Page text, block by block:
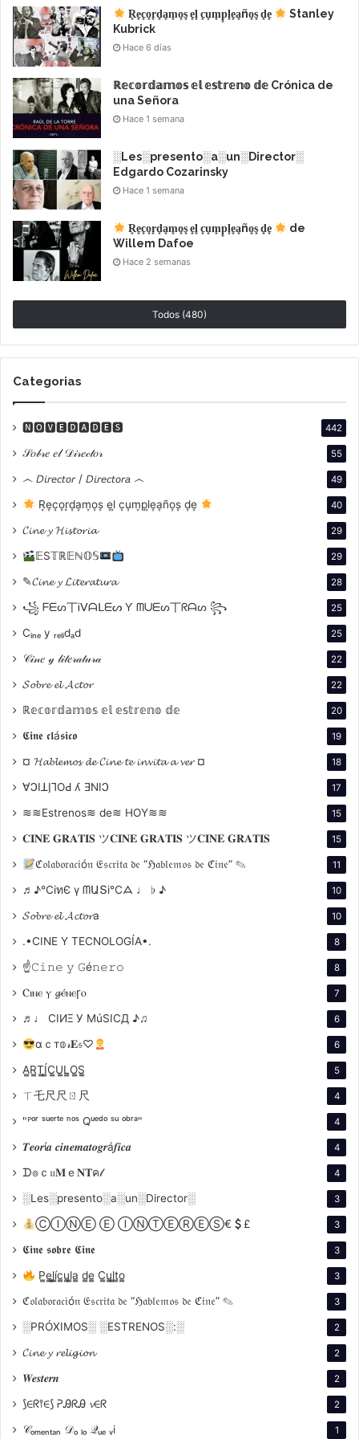
¿Cuándo y dónde es la 95ª
ceremonia de los Oscar?
Domingo, 12 de marzo de 2023, en vivo desde Dolby®
Theatre en Ovation Hollywood. La ceremonia será
televisada en vivo por ABC y en más de 200 territorios
en todo el mundo.
¿Quién organiza la
ceremonia?
Jimmy Kimmel
Oscar en 2017 y 2018, será
vez . «Su amor por las películas, su experiencia en
televisión en vivo y su capacidad para conectarse con
nuestras audiencias globales crearán una experiencia
inolvidable para nuestros millones de espectadores
en todo el mundo», dijo Kramer y la presidenta de la
Academia, Janet Yang.
¿Qué películas están
nominadas?
Las nominaciones se anunciarán el martes 24 de
¿Quién está produciendo el
programa?
Los productores ejecutivos y showrunners Glenn
Weiss y Ricky Kirshner de White Cherry
Entertainment están detrás del programa. Weiss
también, por octavo año consecutivo, estará
dirigiendo.
Weiss ganó el Premio Emmy
Sobresaliente de un Especial de Variedades tanto en
2017 como en 2018, los mismos años que Kimmel
presentó, con nominaciones adicionales en 2019 por
Dirección Sobresaliente en un Especial de Variedades
y Especial de Variedades Sobresaliente (en vivo).
R͙e͙c͙o͙r͙d͙a͙m͙o͙s͙ e͙l͙ c͙u͙m͙p͙l͙e͙a͙ño͙s͙ d͙e͙
Stanley
Kubrick
Hace 6 días
ℝ𝕖𝕔𝕠𝕣𝕕𝕒𝕞𝕠𝕤 𝕖𝕝 𝕖𝕤𝕥𝕣𝕖𝕟𝕠 𝕕𝕖 Crónica de
una Señora
Hace 1 semana
░Les░presento░a░un░Director░
Edgardo Cozarinsky
Hace 1 semana
R͙e͙c͙o͙r͙d͙a͙m͙o͙s͙ e͙l͙ c͙u͙m͙p͙l͙e͙a͙ño͙s͙ d͙e͙
de
Willem Dafoe
Hace 2 semanas
Todos (480)
Categorias
🅽🅾🆅🅴🅳🅰🅳🅴🆂 442
𝒮𝑜𝒷𝓇𝑒 𝑒𝓁 𝒟𝒾𝓇𝑒𝒸𝓉𝑜𝓇 55
෴ 𝘋𝘪𝘳𝘦𝘤𝘵𝘰𝘳 / 𝘋𝘪𝘳𝘦𝘤𝘵𝘰𝘳𝘢 ෴ 49
R͙e͙c͙o͙r͙d͙a͙m͙o͙s͙ e͙l͙ c͙u͙m͙p͙l͙e͙a͙ño͙s͙ d͙e͙ 40
𝓒𝓲𝓷𝓮 𝔂 𝓗𝓲𝓼𝓽𝓸𝓻𝓲𝓪 29
𝔼S𝕋ℝ𝔼ℕ𝕆𝕊 29
✎𝓒𝓲𝓷𝓮 𝔂 𝓛𝓲𝓽𝓮𝓻𝓪𝓽𝓾𝓻𝓪 28
꧁ ᖴᗴᔕ丅Ꭵᐯᗩᒪᗴᔕ Ƴ ᗰᑌᗴᔕ丅ᖇᗩᔕ ꧂ 25
Cᵢₙₑ y ᵣₑₗᵢdₐd 25
𝒞𝒾𝓃𝑒 𝓎 𝓁𝒾𝓉𝑒𝓇𝒶𝓉𝓊𝓇𝒶 22
𝓢𝓸𝓫𝓻𝓮 𝓮𝓵 𝓐𝓬𝓽𝓸𝓻 22
ℝ𝕖𝕔𝕠𝕣𝕕𝕒𝕞𝕠𝕤 𝕖𝕝 𝕖𝕤𝕥𝕣𝕖𝕟𝕠 𝕕𝕖 20
𝕮𝖎𝖓𝖊 𝖈𝖑á𝖘𝖎𝖈𝖔 19
¤ 𝓗𝓪𝓫𝓵𝓮𝓶𝓸𝓼 𝓭𝓮 𝓒𝓲𝓷𝓮 𝓽𝓮 𝓲𝓷𝓿𝓲𝓽𝓪 𝓪 𝓿𝓮𝓻 ¤ 18
∀ϽIꓕI̗⅂OԀ ʎ ƎNIϽ 17
≋≋Estrenos≋ de≋ HOY≋≋ 15
𝐂𝐈𝐍𝐄 𝐆𝐑𝐀𝐓𝐈𝐒 ツ𝐂𝐈𝐍𝐄 𝐆𝐑𝐀𝐓𝐈𝐒 ツ𝐂𝐈𝐍𝐄 𝐆𝐑𝐀𝐓𝐈𝐒 15
ℭ𝔬𝔩𝔞𝔟𝔬𝔯𝔞𝔠𝔦ó𝔫 𝔈𝔰𝔠𝔯𝔦𝔱𝔞 𝔡𝔢 “ℌ𝔞𝔟𝔩𝔢𝔪𝔬𝔰 𝔡𝔢 ℭ𝔦𝔫𝔢” ✎ 11
♬♪℃іทЄ ү ᗰԱՏі℃ᗋ ♩ ♭ ♪ 10
𝓢𝓸𝓫𝓻𝓮 𝓮𝓵 𝓐𝓬𝓽𝓸𝓻a 10
.•CINE Y TECNOLOGÍA•. 8
☝𝙲𝚒𝚗𝚎 𝚢 𝙶é𝚗𝚎𝚛𝚘 8
Ⲥⲓⲛⲉ ⲩ 𝓰ⲉ́ⲛⲉꞅⲟ 7
♬♩ CIИΞ У MúSICД ♪♫ 6
αｃт𝕠𝓇𝐄𝔰♡ 6
A̳R̳T̳Í̳C̳U̳L̳O̳S̳ 5
ㄒ乇尺尺ㄖ尺 4
"ᴾᵒʳ ˢᵘᵉʳᵗᵉ ⁿᵒˢ Qᵘᵉᵈᵒ ˢᵘ ᵒᵇʳᵃ" 4
𝑻𝒆𝒐𝒓í𝒂 𝒄𝒊𝒏𝒆𝒎𝒂𝒕𝒐𝒈𝒓á𝒇𝒊𝒄𝒂 4
ᗪ๏ｃ𝔲𝐌ｅ𝐍𝐓ค𝓁 4
░Les░presento░a░un░Director░ 3
ⒸⒾⓃⒺ Ⓔ ⒾⓃⓉⒺⓇⒺⓈ€ £ 3
𝕮𝖎𝖓𝖊 𝖘𝖔𝖇𝖗𝖊 𝕮𝖎𝖓𝖊 3
P̳e̳l̳í̳c̳u̳l̳a̳ d̳e̳ C̳u̳l̳t̳o̳ 3
ℭ𝔬𝔩𝔞𝔟𝔬𝔯𝔞𝔠𝔦ó𝔫 𝔈𝔰𝔠𝔯𝔦𝔱𝔞 𝔡𝔢 “ℌ𝔞𝔟𝔩𝔢𝔪𝔬𝔰 𝔡𝔢 ℭ𝔦𝔫𝔢” ✎ 3
░PRÓXIMOS░ ░ESTRENOS░:░ 2
𝓒𝓲𝓷𝓮 𝔂 𝓻𝓮𝓵𝓲𝓰𝓲𝓸𝓷 2
𝑾𝒆𝒔𝒕𝒆𝒓𝒏 2
⟆∈ᖇ⫯∈⟆ ᕈᎯᖇᎯ 𝓿∈ᖇ 2
𝒞ₒₘₑₙₜₐₙ 𝒟ₒ ₗₒ 𝒬ᵤₑ ᵥi 1